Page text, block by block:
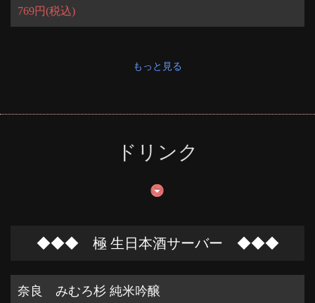
769円(税込)
もっと見る
ドリンク
◆◆◆ 極 生日本酒サーバー ◆◆◆
奈良 みむろ杉 純米吟醸